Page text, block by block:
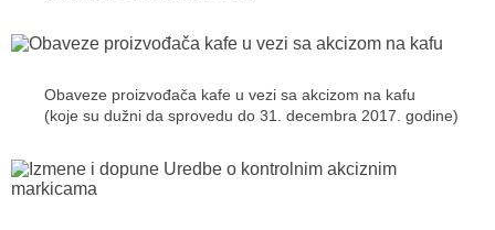
Obaveze proizvođača kafe u vezi sa akcizom na kafu
(koje su dužni da sprovedu do 31. decembra 2017. godine)